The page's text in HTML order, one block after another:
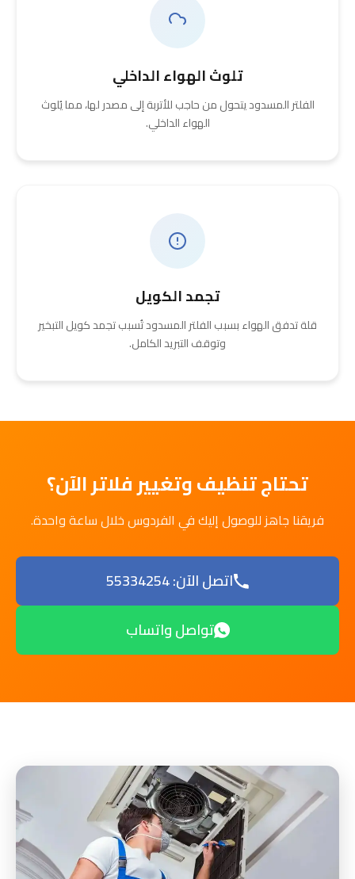
تلوث الهواء الداخلي
الفلتر المسدود يتحول من حاجب للأتربة إلى مصدر لها، مما يُلوث
الهواء الداخلي.
تجمد الكويل
قلة تدفق الهواء بسبب الفلتر المسدود تُسبب تجمد كويل التبخير
وتوقف التبريد الكامل.
تحتاج تنظيف وتغيير فلاتر الآن؟
فريقنا جاهز للوصول إليك في الفردوس خلال ساعة واحدة.
اتصل الآن: 55334254
تواصل واتساب